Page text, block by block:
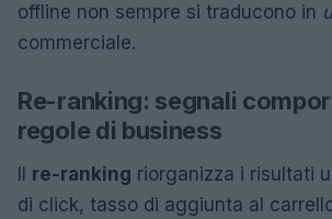
offline non sempre si traducono in
commerciale.
Re-ranking: segnali
regole di business
re-ranking riorganizza i risultati
di click, tasso di aggiunta al